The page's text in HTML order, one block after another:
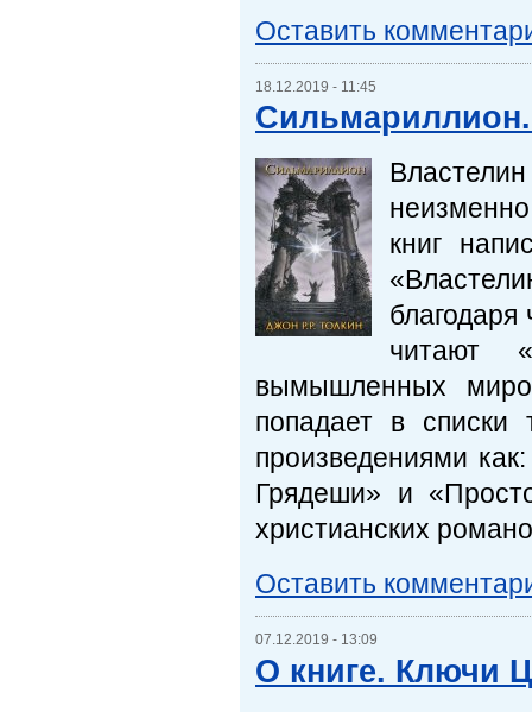
Оставить
18.12.2019 - 11:45
книг
читают
вымышленных
попадает в списки
произведениями
Грядеши» и
христианских
Оставить
07.12.2019 - 13:09
О книге. Ключи